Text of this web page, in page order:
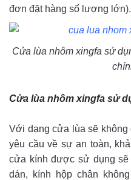
đơn đặt hàng số lượng lớn).
Cửa lùa nhôm xingfa sử
Cửa lùa nhôm xingfa sử
Với dạng cửa lùa sẽ
yêu cầu về sự an toàn,
cửa kính được sử dụng
dán, kính hộp chân